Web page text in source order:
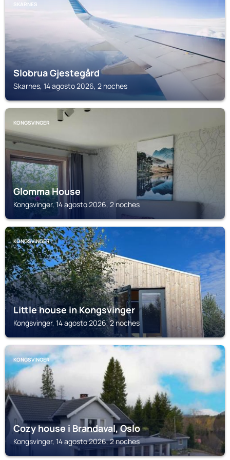
SKARNES
Slobrua Gjestegård
Skarnes, 14 agosto 2026, 2 noches
KONGSVINGER
Glomma House
Kongsvinger, 14 agosto 2026, 2 noches
KONGSVINGER
Little house in Kongsvinger
Kongsvinger, 14 agosto 2026, 2 noches
KONGSVINGER
Cozy house i Brandaval, Oslo
Kongsvinger, 14 agosto 2026, 2 noches